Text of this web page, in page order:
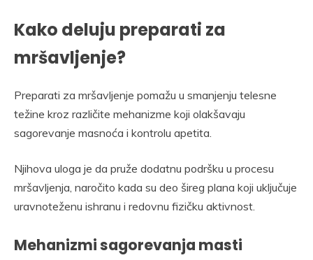
Kako deluju preparati za
mršavljenje?
Preparati za mršavljenje pomažu u smanjenju telesne
težine kroz različite mehanizme koji olakšavaju
sagorevanje masnoća i kontrolu apetita.
Njihova uloga je da pruže dodatnu podršku u procesu
mršavljenja, naročito kada su deo šireg plana koji uključuje
uravnoteženu ishranu i redovnu fizičku aktivnost.
Mehanizmi sagorevanja masti